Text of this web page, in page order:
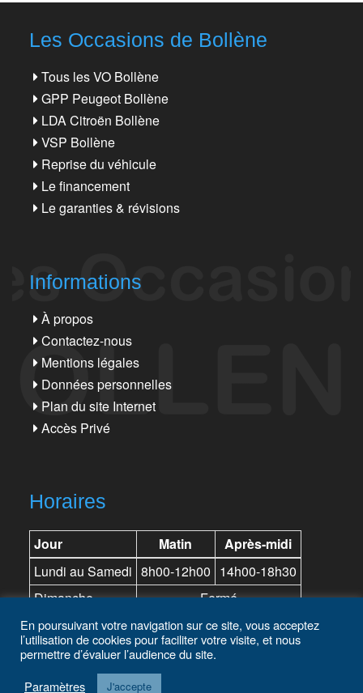
Les Occasions de Bollène
Tous les VO Bollène
GPP Peugeot Bollène
LDA Citroën Bollène
VSP Bollène
Reprise du véhicule
Le financement
Le garanties & révisions
Informations
À propos
Contactez-nous
Mentions légales
Données personnelles
Plan du site Internet
Accès Privé
Horaires
Jour Matin
Après-midi
Lundi au Samedi 8h00-12h00 14h00-18h30
Dimanche
Fermé
© Copyright 2022GGP Peugeot Bollène, LDA Citroën Bollène, VSP
En poursuivant votre navigation sur ce site, vous acceptez
l’utilisation de cookies pour faciliter votre visite, et nous
permettre d’évaluer l’audience du site.
Paramètres
J'accepte